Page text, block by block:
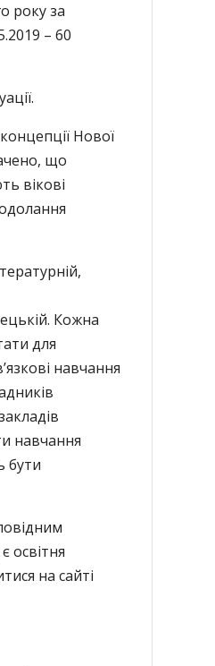
року за
– 60
Нової
що
вікові
Кожна
для
навчання
навчання
бути
освітня
на сайті